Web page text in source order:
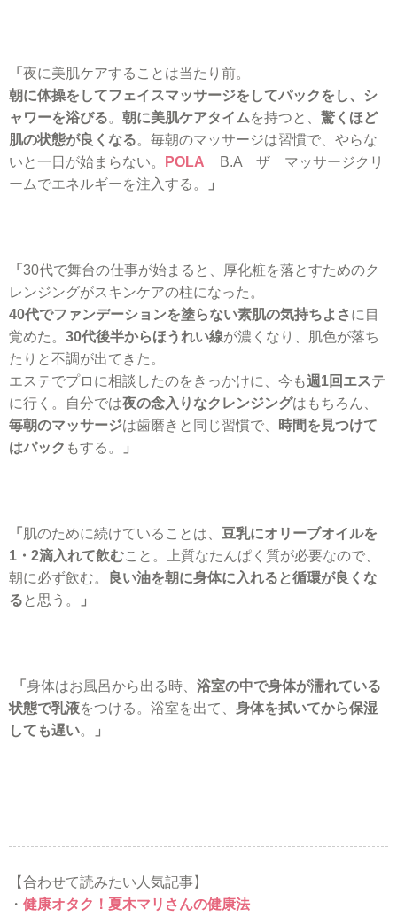
「 夜に美肌ケアすることは当たり前。
朝に体操をしてフェイスマッサージをしてパックをし、シ
ャワーを浴びる。 朝に美肌ケアタイムを持つと、 驚くほど
肌の状態が良くなる。毎朝のマッサージは習慣で、やらな
いと一日が始まらない。
POLA
B.A ザ マッサージクリ
ームでエネルギーを注入する。
」
「 30代で舞台の仕事が始まると、厚化粧を落とすためのク
レンジングがスキンケアの柱になった。
40代でファンデーションを塗らない素肌の気持ちよさに目
覚めた。 30代後半からほうれい線が濃くなり、肌色が落ち
たりと不調が出てきた。
エステでプロに相談したのをきっかけに、今も週1回エステ
に行く。自分では夜の念入りなクレンジングはもちろん、
毎朝のマッサージは歯磨きと同じ習慣で、
時間を見つけて
はパック もする。 」
「 肌のために続けていることは、 豆乳にオリーブオイルを
1・2滴入れて飲むこと。上質なたんぱく質が必要なので、
朝に必ず飲む。
良い油を朝に身体に入れると循環が良くな
る と思う。 」
「 身体はお風呂から出る時、 浴室の中で身体が濡れている
状態で乳液をつける。浴室を出て、 身体を拭いてから保湿
しても遅い。 」
【合わせて読みたい人気記事】
・ 健康オタク！夏木マリさんの健康法